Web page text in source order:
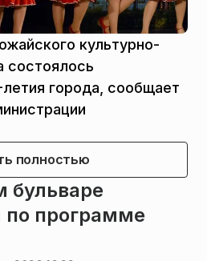
культурно-
состоялось
города, сообщает
полностью
бульваре
по программе